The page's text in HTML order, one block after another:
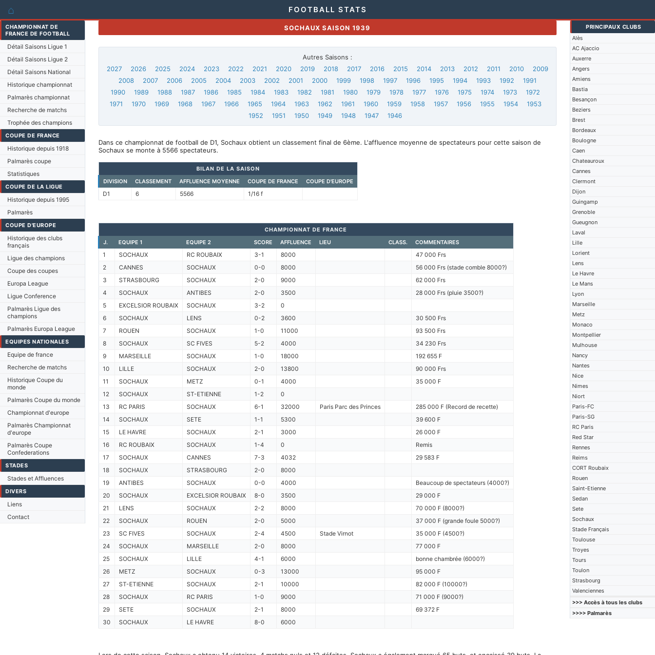
⌂ FOOTBALL STATS
CHAMPIONNAT DE
FRANCE DE FOOTBALL
Détail Saisons Ligue 1
Détail Saisons Ligue 2
Détail Saisons National
Historique championnat
Palmarès championnat
Recherche de matchs
Trophée des champions
COUPE DE FRANCE
Historique depuis 1918
Palmarès coupe
Statistiques
COUPE DE LA LIGUE
Historique depuis 1995
Palmarès
COUPE D'EUROPE
Historique des clubs
français
Ligue des champions
Coupe des coupes
Europa League
Ligue Conference
Palmarès Ligue des
champions
Palmarès Europa League
EQUIPES NATIONALES
Equipe de france
Recherche de matchs
Historique Coupe du
monde
Palmarès Coupe du monde
Championnat d'europe
Palmarès Championnat
d'europe
Palmarès Coupe
Confederations
STADES
Stades et Affluences
DIVERS
Liens
Contact
PRINCIPAUX CLUBS
Alès
AC Ajaccio
Auxerre
Angers
Amiens
Bastia
Besançon
Beziers
Brest
Bordeaux
Boulogne
Caen
Chateauroux
Cannes
Clermont
Dijon
Guingamp
Grenoble
Gueugnon
Laval
Lille
Lorient
Lens
Le Havre
Le Mans
Lyon
Marseille
Metz
Monaco
Montpellier
Mulhouse
Nancy
Nantes
Nice
Nimes
Niort
Paris-FC
Paris-SG
RC Paris
Red Star
Rennes
Reims
CORT Roubaix
Rouen
Saint-Etienne
Sedan
Sete
Sochaux
Stade Français
Toulouse
Troyes
Tours
Toulon
Strasbourg
Valenciennes
>>> Accès à tous les clubs
>>>> Palmarès
SOCHAUX SAISON 1939
Autres Saisons :
2027
2026 2025 2024 2023 2022 2021 2020 2019 2018 2017 2016 2015 2014 2013 2012 2011 2010
2009
2008
2007 2006 2005 2004 2003 2002 2001 2000 1999 1998 1997 1996 1995 1994 1993 1992
1991
1990
1989 1988 1987 1986 1985 1984 1983 1982 1981 1980 1979 1978 1977 1976 1975 1974 1973
1972
1971
1970 1969 1968 1967 1966 1965 1964 1963 1962 1961 1960 1959 1958 1957 1956 1955 1954
1953
1952
1951 1950 1949 1948 1947 1946
Dans ce championnat de football de D1, Sochaux obtient un classement final de 6ème. L'affluence moyenne de spectateurs pour cette saison de
Sochaux se monte à 5566 spectateurs.
BILAN DE LA SAISON
DIVISION
CLASSEMENT AFFLUENCE MOYENNE COUPE DE FRANCE COUPE D'EUROPE
D1 6 5566 1/16 f
CHAMPIONNAT DE FRANCE
J.
EQUIPE 1 EQUIPE 2 SCORE AFFLUENCE LIEU CLASS. COMMENTAIRES
1 SOCHAUX RC ROUBAIX 3-1 8000
47 000 Frs
2
CANNES SOCHAUX 0-0 8000
56 000 Frs (stade comble 8000?)
3
STRASBOURG SOCHAUX 2-0 9000
62 000 Frs
4
SOCHAUX ANTIBES 2-0 3500
28 000 Frs (pluie 3500?)
5
EXCELSIOR ROUBAIX SOCHAUX 3-2
0
6
SOCHAUX LENS 0-2 3600
30 500 Frs
7
ROUEN SOCHAUX 1-0 11000
93 500 Frs
8
SOCHAUX SC FIVES 5-2 4000
34 230 Frs
9
MARSEILLE SOCHAUX 1-0 18000
192 655 F
10
LILLE SOCHAUX 2-0 13800
90 000 Frs
11
SOCHAUX METZ 0-1 4000
35 000 F
12
SOCHAUX ST-ETIENNE 1-2
0
13
RC PARIS SOCHAUX 6-1 32000 Paris Parc des Princes
285 000 F (Record de recette)
14
SOCHAUX SETE 1-1 5300
39 600 F
15
LE HAVRE SOCHAUX 2-1 3000
26 000 F
16
RC ROUBAIX SOCHAUX 1-4 0
Remis
17
SOCHAUX CANNES 7-3 4032
29 583 F
18
SOCHAUX STRASBOURG 2-0
8000
19
ANTIBES SOCHAUX 0-0 4000
Beaucoup de spectateurs (4000?)
20
SOCHAUX EXCELSIOR ROUBAIX 8-0 3500
29 000 F
21
LENS SOCHAUX 2-2 8000
70 000 F (8000?)
22
SOCHAUX ROUEN 2-0 5000
37 000 F (grande foule 5000?)
23
SC FIVES SOCHAUX 2-4 4500 Stade Virnot
35 000 F (4500?)
24
SOCHAUX MARSEILLE 2-0 8000
77 000 F
25
SOCHAUX LILLE 4-1 6000
bonne chambrée (6000?)
26
METZ SOCHAUX 0-3 13000
95 000 F
27
ST-ETIENNE SOCHAUX 2-1 10000
82 000 F (10000?)
28
SOCHAUX RC PARIS 1-0 9000
71 000 F (9000?)
29
SETE SOCHAUX 2-1 8000
69 372 F
30
SOCHAUX LE HAVRE 8-0 6000